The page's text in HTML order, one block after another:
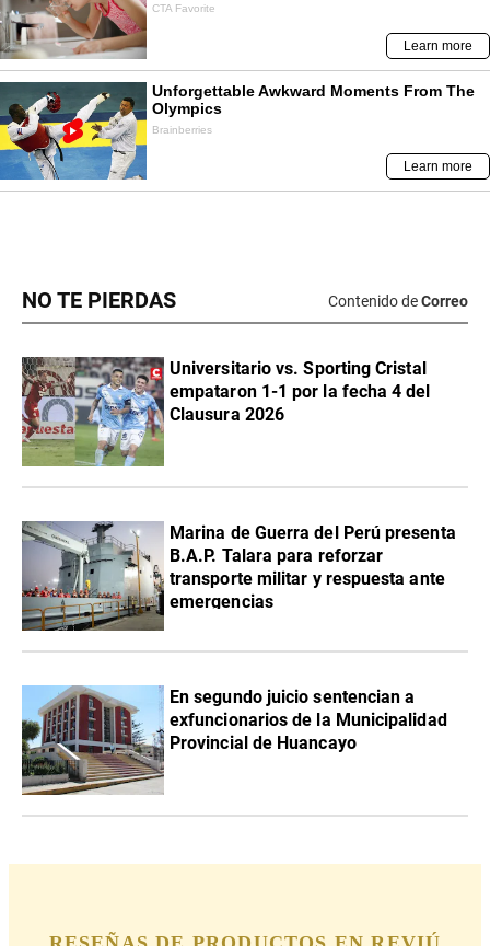
NO TE PIERDAS Contenido deCorreo
Universitario vs. Sporting Cristal
empataron 1-1 por la fecha 4 del
Clausura 2026
Marina de Guerra del Perú presenta
B.A.P. Talara para reforzar
transporte militar y respuesta ante
emergencias
En segundo juicio sentencian a
exfuncionarios de la Municipalidad
Provincial de Huancayo